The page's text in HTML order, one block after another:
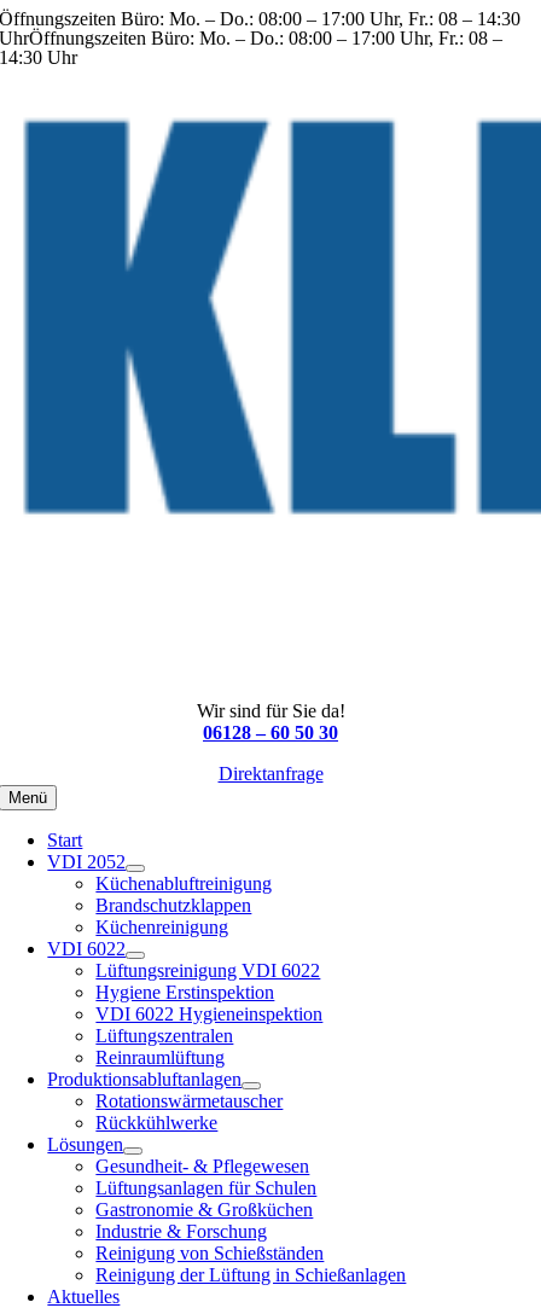
Zum
Inhalt
springen
Öffnungszeiten Büro: Mo. – Do.: 08:00 – 17:00 Uhr, Fr.: 08 – 14:30
UhrÖffnungszeiten Büro: Mo. – Do.: 08:00 – 17:00 Uhr, Fr.: 08 –
14:30 Uhr
Wir sind für Sie da!
06128 – 60 50 30
Direktanfrage
Menü
Start
VDI 2052
Küchenabluftreinigung
Brandschutzklappen
Küchenreinigung
VDI 6022
Lüftungsreinigung VDI 6022
Hygiene Erstinspektion
VDI 6022 Hygieneinspektion
Lüftungszentralen
Reinraumlüftung
Produktionsabluftanlagen
Rotationswärmetauscher
Rückkühlwerke
Lösungen
Gesundheit- & Pflegewesen
Lüftungsanlagen für Schulen
Gastronomie & Großküchen
Industrie & Forschung
Reinigung von Schießständen
Reinigung der Lüftung in Schießanlagen
Aktuelles